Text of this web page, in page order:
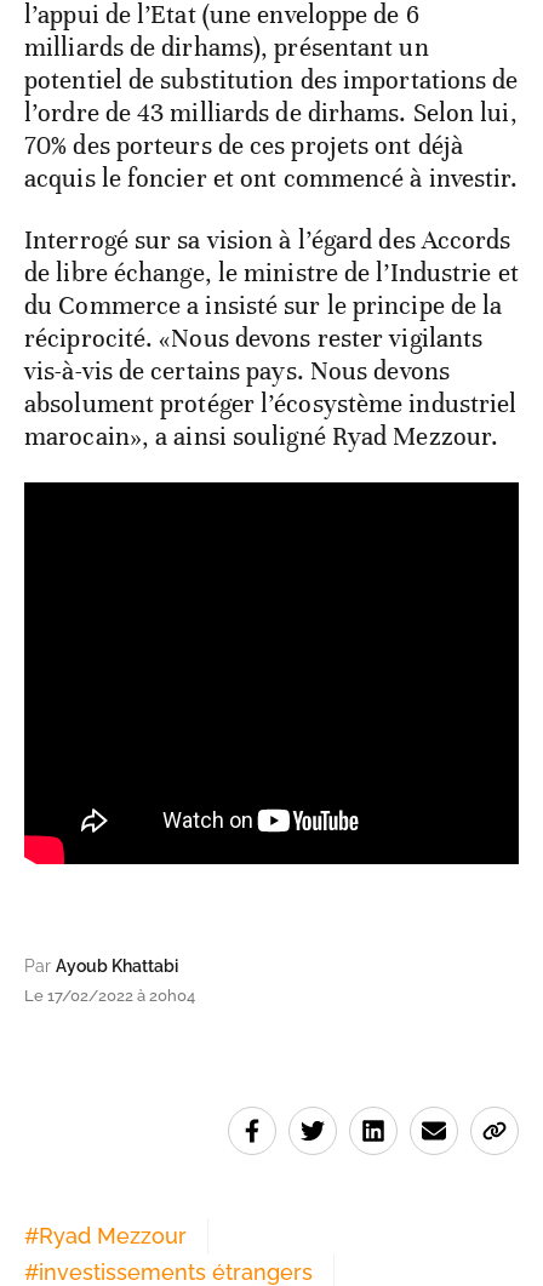
l’appui de l’Etat (une enveloppe de 6
milliards de dirhams), présentant un
potentiel de substitution des importations de
l’ordre de 43 milliards de dirhams. Selon lui,
70% des porteurs de ces projets ont déjà
acquis le foncier et ont commencé à investir.
Interrogé sur sa vision à l’égard des Accords
de libre échange, le ministre de l’Industrie et
du Commerce a insisté sur le principe de la
réciprocité. «Nous devons rester vigilants
vis-à-vis de certains pays. Nous devons
absolument protéger l’écosystème industriel
marocain», a ainsi souligné Ryad Mezzour.
Par Ayoub Khattabi
Le 17/02/2022 à 20h04
#Ryad Mezzour
#investissements étrangers